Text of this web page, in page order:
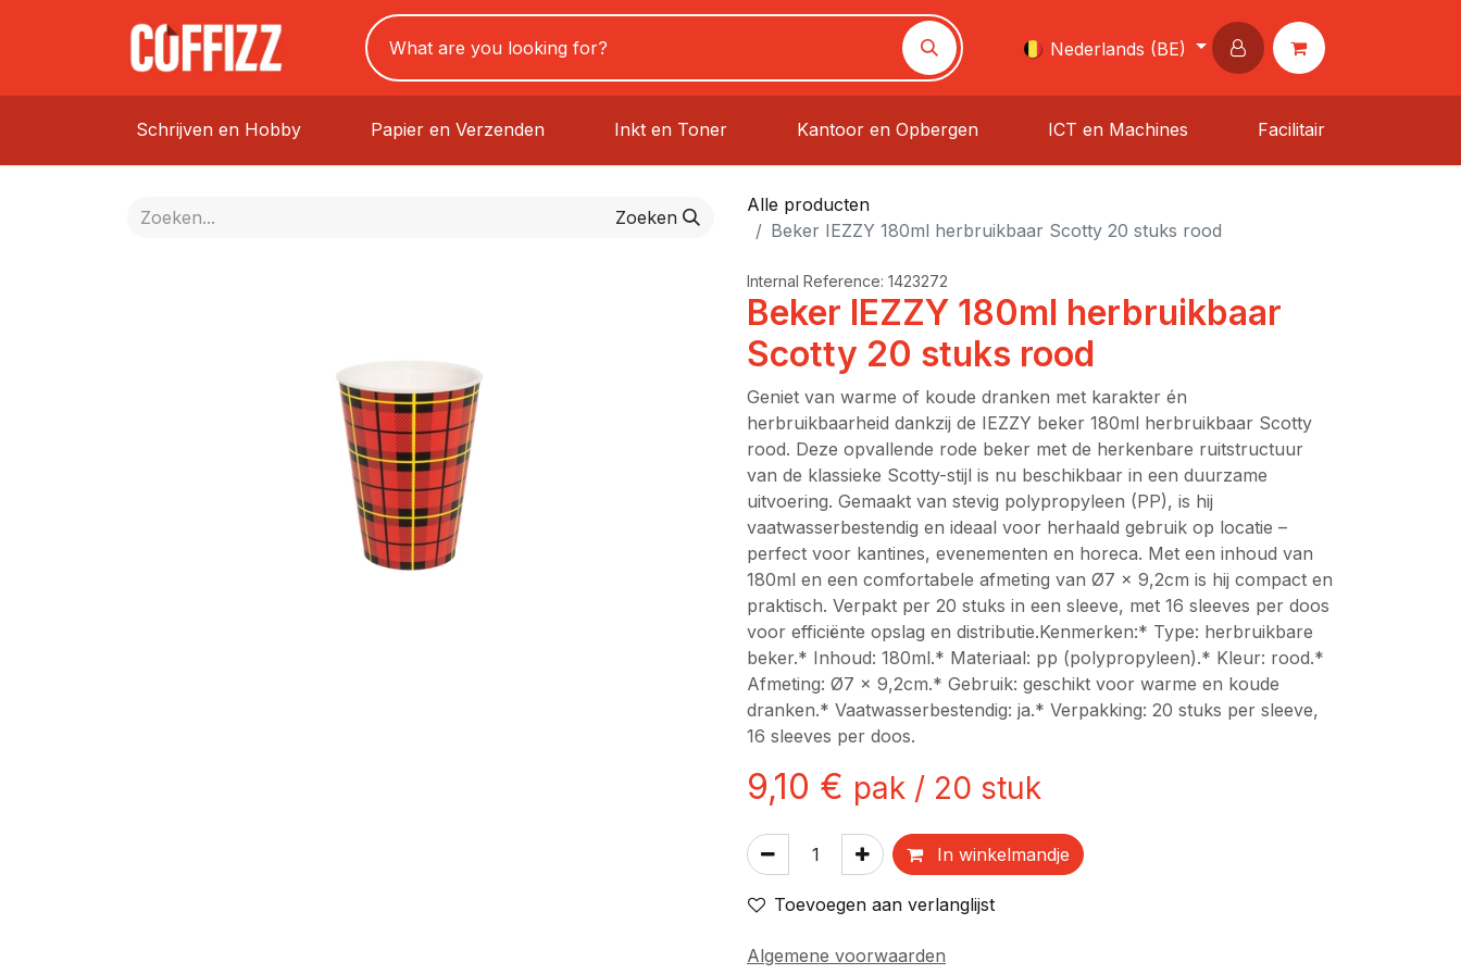
Nederlands (BE)
Schrijven en Hobby Papier en Verzenden Inkt en Toner Kantoor en Opbergen ICT en Machines Facilitair
Zoeken
Alle producten
Beker IEZZY 180ml herbruikbaar Scotty 20 stuks rood
Internal Reference: 1423272
Beker IEZZY 180ml herbruikbaar
Scotty 20 stuks rood
Geniet van warme of koude dranken met karakter én
herbruikbaarheid dankzij de IEZZY beker 180ml herbruikbaar Scotty
rood. Deze opvallende rode beker met de herkenbare ruitstructuur
van de klassieke Scotty-stijl is nu beschikbaar in een duurzame
uitvoering. Gemaakt van stevig polypropyleen (PP), is hij
vaatwasserbestendig en ideaal voor herhaald gebruik op locatie –
perfect voor kantines, evenementen en horeca. Met een inhoud van
180ml en een comfortabele afmeting van Ø7 x 9,2cm is hij compact en
praktisch. Verpakt per 20 stuks in een sleeve, met 16 sleeves per doos
voor efficiënte opslag en distributie.Kenmerken:* Type: herbruikbare
beker.* Inhoud: 180ml.* Materiaal: pp (polypropyleen).* Kleur: rood.*
Afmeting: Ø7 x 9,2cm.* Gebruik: geschikt voor warme en koude
dranken.* Vaatwasserbestendig: ja.* Verpakking: 20 stuks per sleeve,
16 sleeves per doos.
9,10 € pak / 20 stuk
In winkelmandje
Toevoegen aan verlanglijst
Algemene voorwaarden